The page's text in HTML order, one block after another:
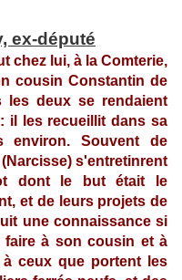
ex-député
chez lui, à la Comterie,
cousin Constantin de
les deux se rendaient
il les recueillit dans sa
environ. Souvent de
s'entretinrent
dont le but était le
et de leurs projets de
une connaissance si
à son cousin et à
à ceux que portent les